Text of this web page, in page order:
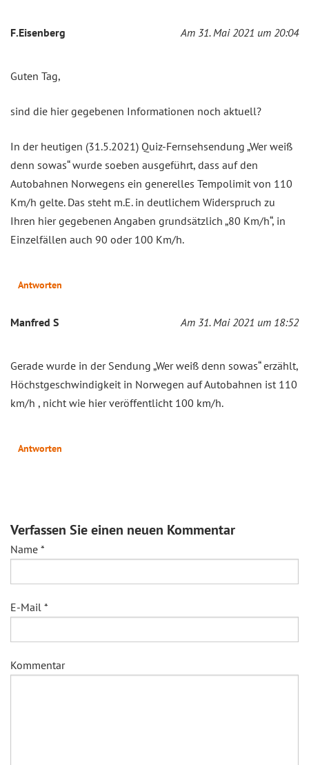
F.Eisenberg Am 31. Mai 2021 um 20:04
Guten Tag,
sind die hier gegebenen Informationen noch aktuell?
In der heutigen (31.5.2021) Quiz-Fernsehsendung „Wer weiß
denn sowas“ wurde soeben ausgeführt, dass auf den
Autobahnen Norwegens ein generelles Tempolimit von 110
Km/h gelte. Das steht m.E. in deutlichem Widerspruch zu
Ihren hier gegebenen Angaben grundsätzlich „80 Km/h“, in
Einzelfällen auch 90 oder 100 Km/h.
Antworten
Manfred S Am 31. Mai 2021 um 18:52
Gerade wurde in der Sendung „Wer weiß denn sowas“ erzählt,
Höchstgeschwindigkeit in Norwegen auf Autobahnen ist 110
km/h , nicht wie hier veröffentlicht 100 km/h.
Antworten
Verfassen Sie einen neuen Kommentar
Name *
E-Mail *
Kommentar